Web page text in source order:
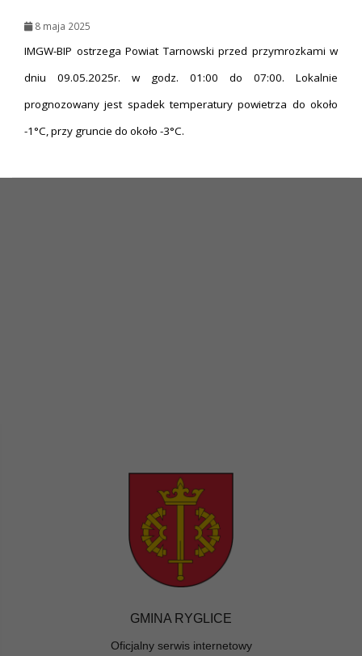
8 maja 2025
IMGW-BIP ostrzega Powiat Tarnowski przed przymrozkami w
dniu 09.05.2025r. w godz. 01:00 do 07:00. Lokalnie
prognozowany jest spadek temperatury powietrza do około
-1°C, przy gruncie do około -3°C.
GMINA RYGLICE
Oficjalny serwis internetowy